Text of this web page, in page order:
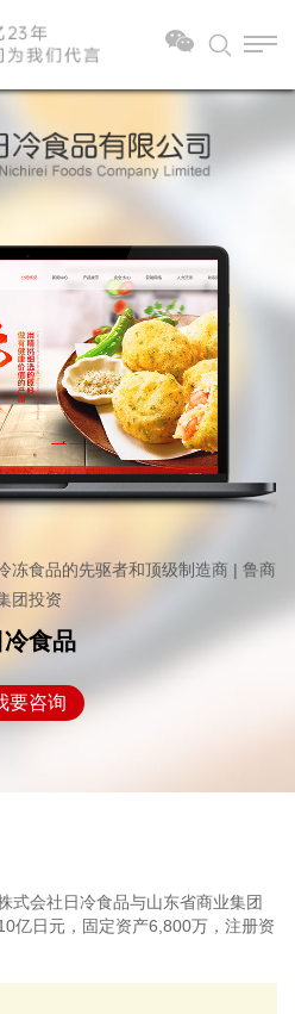
冻食品的先驱者和顶级制造商 | 鲁商
团投资
冷食品
要咨询
式会社日冷食品与山东省商业集团
亿日元，固定资产6,800万，注册资